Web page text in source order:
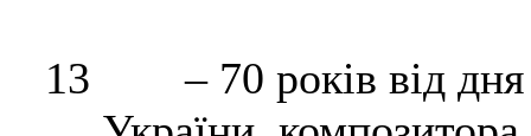
13
– 70 років від